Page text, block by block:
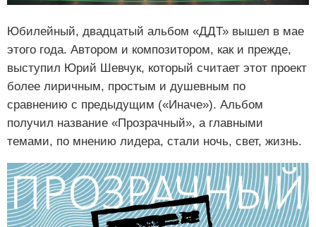
Юбилейный, двадцатый альбом «ДДТ» вышел в мае
этого года. Автором и композитором, как и прежде,
выступил Юрий Шевчук, который считает этот проект
более лиричным, простым и душевным по
сравнению с предыдущим («Иначе»). Альбом
получил название «Прозрачный», а главными
темами, по мнению лидера, стали ночь, свет, жизнь.